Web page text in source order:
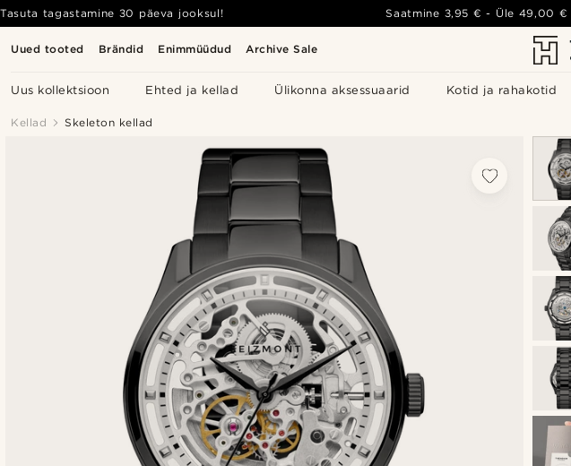
Uued tooted Brändid Enimmüüdud Archive Sale
Uus kollektsioon Ehted ja kellad Ülikonna aksessuaarid Kotid ja rahakotid
Tasuta tagastamine 30 päeva jooksul! Saatmine 3,95 € - Üle 49,00 €
Kellad Skeleton kellad